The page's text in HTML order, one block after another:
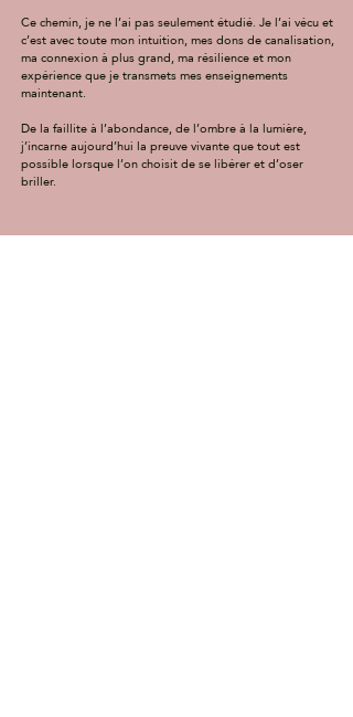
Ce chemin, je ne l’ai pas seulement étudié. Je l’ai vécu et
c’est avec toute mon intuition, mes dons de canalisation,
ma connexion à plus grand, ma résilience et mon
expérience que je transmets mes enseignements
maintenant.
De la faillite à l’abondance, de l’ombre à la lumière,
j’incarne aujourd’hui la preuve vivante que tout est
possible lorsque l’on choisit de se libérer et d’oser
briller.